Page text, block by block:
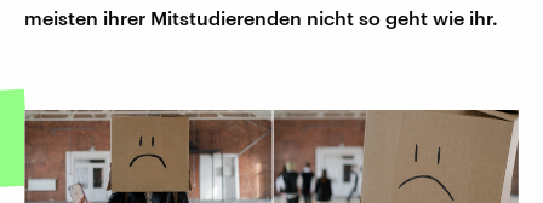
meisten ihrer Mitstudierenden nicht so geht wie ihr.